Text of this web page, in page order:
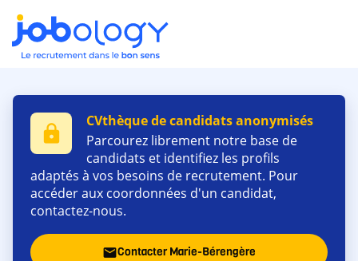
lock
CVthèque de candidats anonymisés
Parcourez librement notre base de
candidats et identifiez les profils
adaptés à vos besoins de recrutement. Pour
accéder aux coordonnées d'un candidat,
contactez-nous.
emailContacter Marie-Bérengère